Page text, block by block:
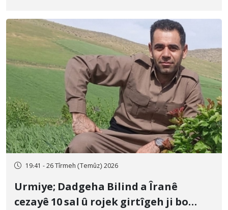
19:41 - 26 Tîrmeh (Temûz) 2026
Urmiye; Dadgeha Bilind a Îranê
cezayê 10 sal û rojek girtîgeh ji bo